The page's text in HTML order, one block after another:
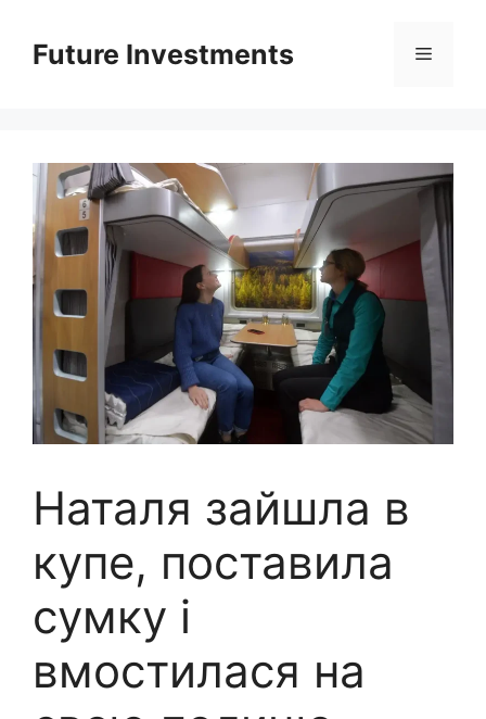
вмістуFuture Investments Меню
Наталя зайшла в
купе, поставила
сумку і
вмостилася на